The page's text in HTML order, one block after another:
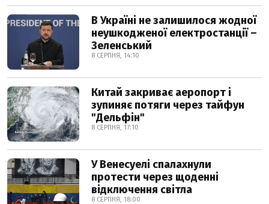
В Україні не залишилося жодної
неушкодженої електростанції –
Зеленський
8 СЕРПНЯ, 14:10
Китай закриває аеропорт і
зупиняє потяги через тайфун
"Дельфін"
8 СЕРПНЯ, 17:10
У Венесуелі спалахнули
протести через щоденні
відключення світла
8 СЕРПНЯ, 18:00